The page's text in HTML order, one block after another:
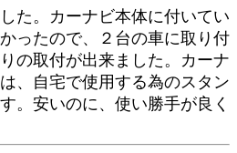
た。カーナビ本体に付いてい
ったので、２台の車に取り付
の取付が出来ました。カーナ
、自宅で使用する為のスタン
。安いのに、使い勝手が良く